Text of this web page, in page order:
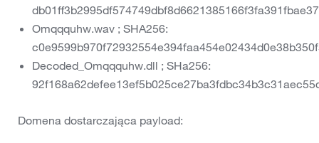
Omqqquhw.wav ; SHA256:
Decoded_Omqqquhw.dll ; SHa256:
Domena dostarczająca payload: